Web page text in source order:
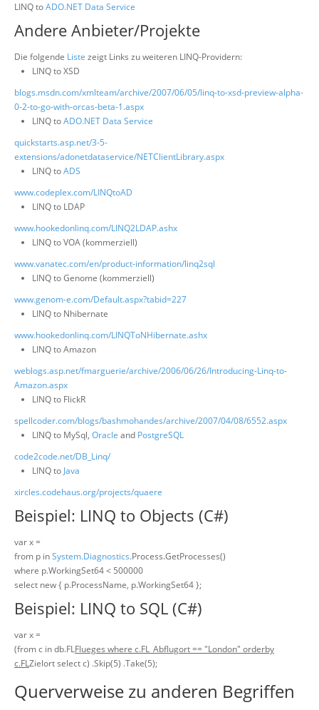
LINQ toADO.NET Data Service
Andere Anbieter/Projekte
Die folgende Liste zeigt Links zu weiteren LINQ-Providern:
LINQ to XSD
blogs.msdn.com/xmlteam/archive/2007/06/05/linq-to-xsd-preview-alpha-
0-2-to-go-with-orcas-beta-1.aspx
LINQ toADO.NET Data Service
quickstarts.asp.net/3-5-
extensions/adonetdataservice/NETClientLibrary.aspx
LINQ toADS
www.codeplex.com/LINQtoAD
LINQ to LDAP
www.hookedonlinq.com/LINQ2LDAP.ashx
LINQ to VOA (kommerziell)
www.vanatec.com/en/product-information/linq2sql
LINQ to Genome (kommerziell)
www.genom-e.com/Default.aspx?tabid=227
LINQ to Nhibernate
www.hookedonlinq.com/LINQToNHibernate.ashx
LINQ to Amazon
weblogs.asp.net/fmarguerie/archive/2006/06/26/Introducing-Linq-to-
Amazon.aspx
LINQ to FlickR
spellcoder.com/blogs/bashmohandes/archive/2007/04/08/6552.aspx
LINQ to MySql, Oracle and PostgreSQL
code2code.net/DB_Linq/
LINQ to Java
xircles.codehaus.org/projects/quaere
Beispiel: LINQ to Objects (C#)
var x =
from p inSystem.Diagnostics.Process.GetProcesses()
where p.WorkingSet64 < 500000
select new { p.ProcessName, p.WorkingSet64 };
Beispiel: LINQ to SQL (C#)
var x =
(from c in db.FLFlueges where c.FL_Abflugort == "London" orderby
c.FLZielort select c) .Skip(5) .Take(5);
Querverweise zu anderen Begriffen